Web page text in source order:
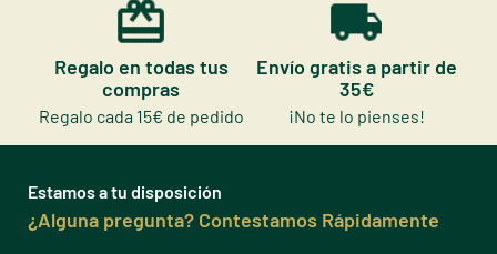
Regalo en todas tus
compras
Regalo cada 15€ de pedido
Envío gratis a partir de
35€
¡No te lo pienses!
Estamos a tu disposición
¿Alguna pregunta? Contestamos Rápidamente